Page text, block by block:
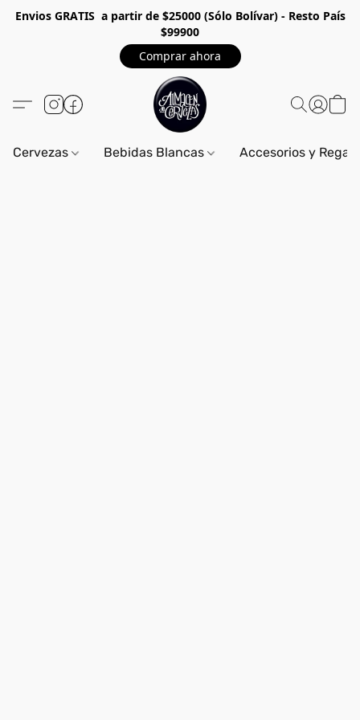
Envios GRATIS a partir de $25000 (Sólo Bolívar) - Resto País
$99900
Comprar ahora
Cervezas Bebidas Blancas Accesorios y